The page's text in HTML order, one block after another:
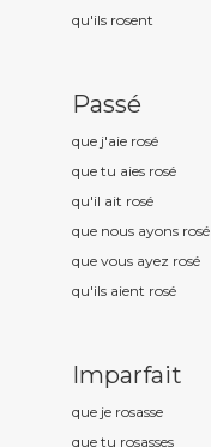
qu'ils rosent
Passé
que j'aie rosé
que tu aies rosé
qu'il ait rosé
que nous ayons rosé
que vous ayez rosé
qu'ils aient rosé
Imparfait
que je rosasse
que tu rosasses